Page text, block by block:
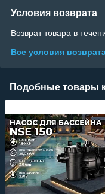
Условия возврата
Возврат товара в
Все условия
Подобные товары